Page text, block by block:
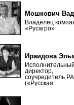
Мошкович
Владелец
«Русагро»
Ираидова
Исполнительный
директор,
соучредитель
(«Русская...